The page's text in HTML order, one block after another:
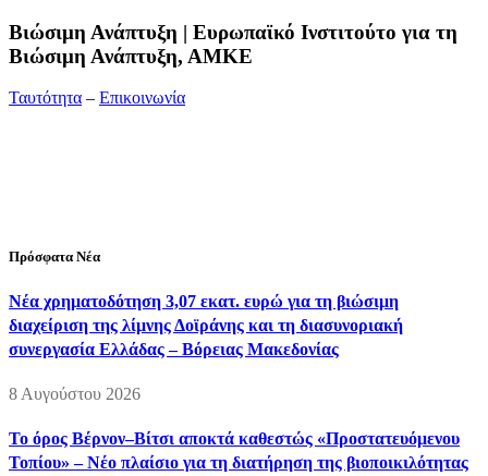
Bιώσιμη Ανάπτυξη | Ευρωπαϊκό Ινστιτούτο για τη
Βιώσιμη Ανάπτυξη, ΑΜΚΕ
Ταυτότητα – Επικοινωνία
Πρόσφατα Νέα
Νέα χρηματοδότηση 3,07 εκατ. ευρώ για τη βιώσιμη
διαχείριση της λίμνης Δοϊράνης και τη διασυνοριακή
συνεργασία Ελλάδας – Βόρειας Μακεδονίας
8 Αυγούστου 2026
Το όρος Βέρνον–Βίτσι αποκτά καθεστώς «Προστατευόμενου
Τοπίου» – Νέο πλαίσιο για τη διατήρηση της βιοποικιλότητας